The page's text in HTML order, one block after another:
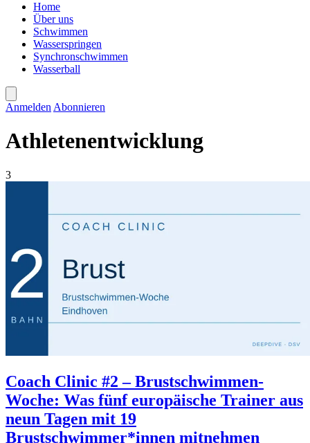
Home
Über uns
Schwimmen
Wasserspringen
Synchronschwimmen
Wasserball
Anmelden Abonnieren
Athletenentwicklung
3
Coach Clinic #2 – Brustschwimmen-
Woche: Was fünf europäische Trainer aus
neun Tagen mit 19
Brustschwimmer*innen mitnehmen